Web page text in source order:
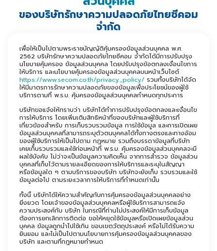
ของบริษัทรักษาความปลอดภัยไทยซีคอม
จำกัด
เพื่อให้เป็นไปตามพระราชบัญญัติคุ้มครองข้อมูลส่วนบุคคล พ.ศ.
2562 บริษัทรักษาความปลอดภัยไทยซีคอม จำกัดได้มีการปรับปรุง
นโยบายคุ้มครอง ข้อมูลส่วนบุคคล โดยปรับปรุงข้อตกลงเงื่อนไขการ
ให้บริการ และนโยบายคุ้มครองข้อมูลส่วนบุคคลบนหน้าเว็บไซต์
https://www.secom.co.th/privacy_policy/ รวมทั้งบริษัทได้จัด
ให้มีมาตรการรักษาความปลอดภัยของข้อมูลเพื่อประโยชน์ของผู้ใช้
บริการตามที่ พ.ร.บ. คุ้มครองข้อมูลส่วนบุคคลกำหนดทุกประการ
บริษัทขอแจ้งให้ทราบว่า บริษัทได้ทำการปรับปรุงข้อตกลงและเงื่อนไข
การให้บริการ โดยเพิ่มเติมสิทธิหน้าที่ของบริษัทและผู้ใช้บริการที่
เกี่ยวข้องสำหรับ การเก็บรวบรวมข้อมูล การใช้ข้อมูล และการเปิดเผย
ข้อมูลส่วนบุคคลที่สามารถระบุตัวตนบุคคลได้ทั้งทางตรงและทางอ้อม
ของผู้ใช้บริการให้เป็นไปตาม กฎหมาย รวมถึงบรรดาข้อมูลที่บริษัท
เคยเก็บรวบรวมและใช้ก่อนหน้าที่ พ.ร.บ. คุ้มครองข้อมูลส่วนบุคคลจะมี
ผลใช้บังคับ ไม่ว่าจะเป็นข้อมูลความคิดเห็น จากการสำรวจ ข้อมูลส่วน
บุคคลที่เก็บไว้ตามรายละเอียดของการให้บริการและระบุในสัญญา
หรือข้อมูลใด ๆ ตามบริการของบริษัท บริษัทจะยังเก็บ รวบรวมและใช้
ข้อมูลต่อไป ตามระยะเวลาการให้บริการที่กำหนดเท่านั้น
ทั้งนี้ บริษัทได้ให้ความสำคัญกับการคุ้มครองข้อมูลส่วนบุคคลอย่าง
ยิ่งยวด โดยเจ้าของข้อมูลส่วนบุคคลหรือผู้ใช้บริการสามารถแจ้ง
ความประสงค์กับ บริษัท ในกรณีที่ท่านไม่ประสงค์ให้มีการเก็บข้อมูล
ต้องการยกเลิกการติดต่อ ขอให้หยุดใช้ข้อมูลหรือเปิดเผยข้อมูลส่วน
บุคคล ข้อมูลถูกนำไปใช้เกิน ขอบเขตวัตถุประสงค์ หรือไม่ได้รับความ
ยินยอม และไม่เป็นไปตามนโยบายการคุ้มครองข้อมูลส่วนบุคคลของ
บริษัท และตามที่กฎหมายกำหนด